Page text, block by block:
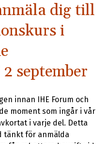
dig till
i
september
innan IHE Forum och
moment som ingår i vår
i varje del. Detta
tänkt för anmälda